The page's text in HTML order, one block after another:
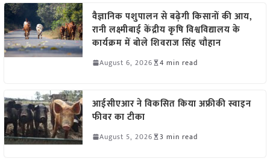
वैज्ञानिक पशुपालन से बढ़ेगी किसानों की आय,
रानी लक्ष्मीबाई केंद्रीय कृषि विश्वविद्यालय के
कार्यक्रम में बोले शिवराज सिंह चौहान
August 6, 2026 4 min read
आईसीएआर ने विकसित किया अफ्रीकी स्वाइन
फीवर का टीका
August 5, 2026 3 min read